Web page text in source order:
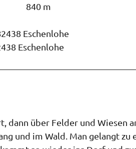
840 m
Eschenlohe
Eschenlohe
dann über Felder und Wiesen
und im Wald. Man gelangt